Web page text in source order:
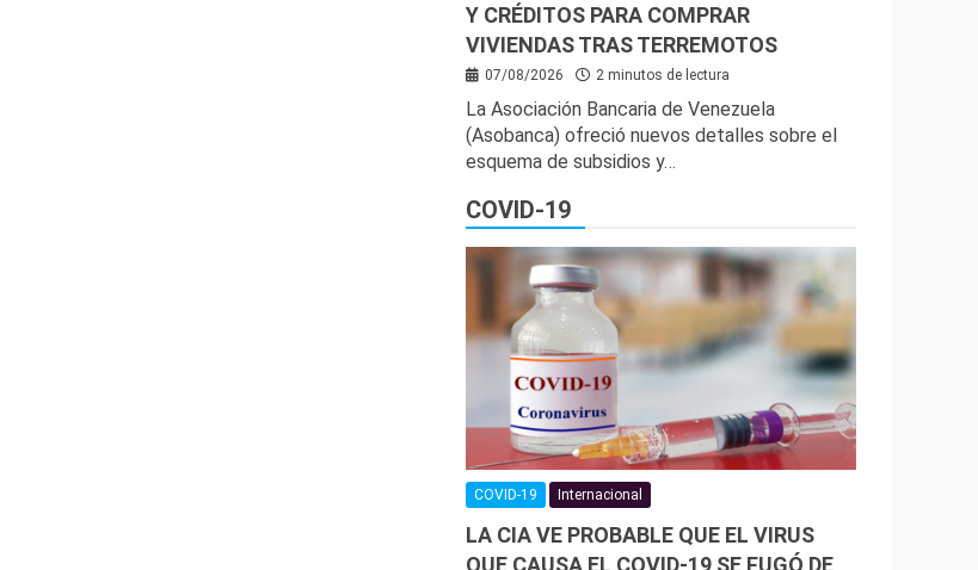
Y CRÉDITOS PARA COMPRAR
VIVIENDAS TRAS TERREMOTOS
07/08/2026 2 minutos de lectura
La Asociación Bancaria de Venezuela
(Asobanca) ofreció nuevos detalles sobre el
esquema de subsidios y…
COVID-19
COVID-19 Internacional
LA CIA VE PROBABLE QUE EL VIRUS